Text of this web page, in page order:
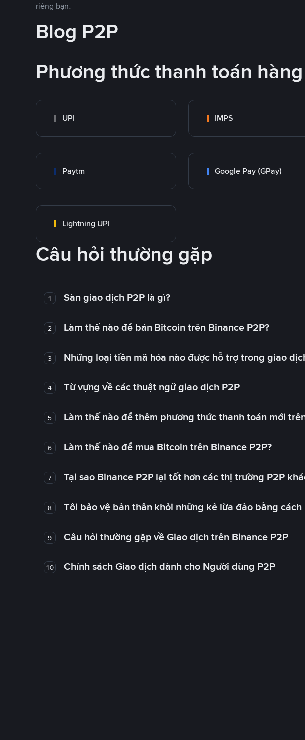
riêng bạn.
Blog P2P
Phương thức thanh toán
UPI IMPS
Paytm Google Pay (GPay)
Lightning UPI
Câu hỏi thường gặp
1 Sàn giao dịch P2P là gì?
2 Làm thế nào để bán Bitcoin trên Binance P2P?
3 Những loại tiền mã hóa nào được hỗ trợ trong giao
4 Từ vựng về các thuật ngữ giao dịch P2P
5 Làm thế nào để thêm phương thức thanh toán mới
6 Làm thế nào để mua Bitcoin trên Binance P2P?
7 Tại sao Binance P2P lại tốt hơn các thị trường P2P
8 Tôi bảo vệ bản thân khỏi những kẻ lừa đảo bằng
9 Câu hỏi thường gặp về Giao dịch trên Binance P2P
10 Chính sách Giao dịch dành cho Người dùng P2P